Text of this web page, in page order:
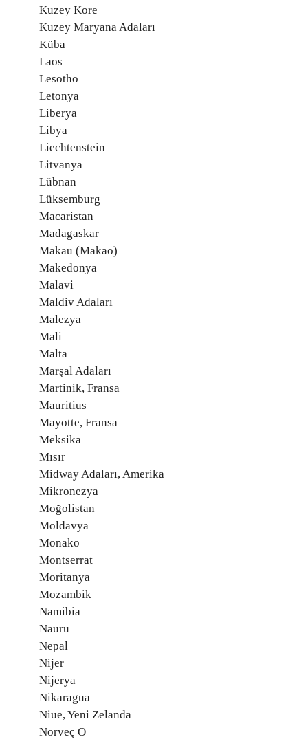
Kuzey Kore
Kuzey Maryana Adaları
Küba
Laos
Lesotho
Letonya
Liberya
Libya
Liechtenstein
Litvanya
Lübnan
Lüksemburg
Macaristan
Madagaskar
Makau (Makao)
Makedonya
Malavi
Maldiv Adaları
Malezya
Mali
Malta
Marşal Adaları
Martinik, Fransa
Mauritius
Mayotte, Fransa
Meksika
Mısır
Midway Adaları, Amerika
Mikronezya
Moğolistan
Moldavya
Monako
Montserrat
Moritanya
Mozambik
Namibia
Nauru
Nepal
Nijer
Nijerya
Nikaragua
Niue, Yeni Zelanda
Norveç O